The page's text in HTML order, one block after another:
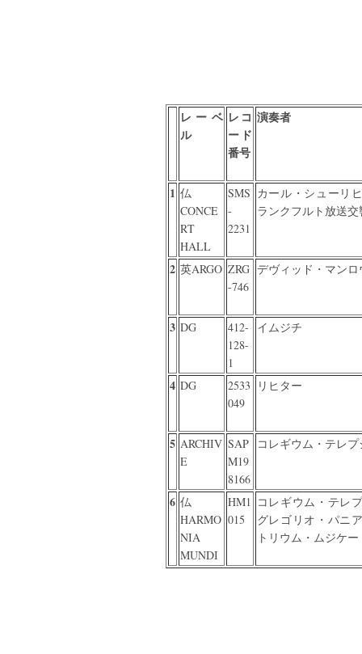
レーベ
ル
レコ
ード
番号
演奏者
1 仏
CONCE
RT
HALL
SMS
-
2231
カール・シューリ
ランクフルト放送交
2 英ARGO ZRG
-746
デヴィッド・マンロ
3 DG
412-
128-
1
イムジチ
4 DG
2533
049
リヒター
5 ARCHIV
E
SAP
M19
8166
コレギウム・テレプ
6 仏
HARMO
NIA
MUNDI
HM1
015
コレギウム・テレ
グレゴリオ・パニ
トリウム・ムジケー